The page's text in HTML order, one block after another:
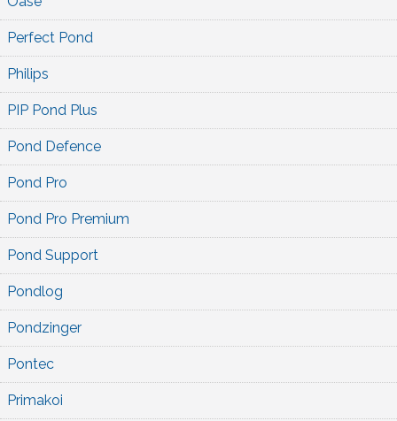
Perfect Pond
Philips
PIP Pond Plus
Pond Defence
Pond Pro
Pond Pro Premium
Pond Support
Pondlog
Pondzinger
Pontec
Primakoi